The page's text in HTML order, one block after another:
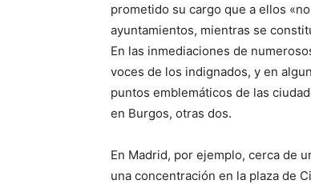
prometido su cargo que a ellos
ayuntamientos, mientras se
En las inmediaciones de
voces de los indignados, y en
puntos emblemáticos de las
en Burgos, otras dos.
En Madrid, por ejemplo, cerca de
una concentración en la plaza de